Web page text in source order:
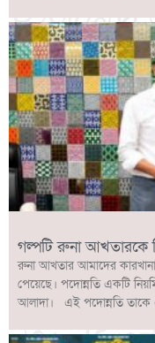
গল্পটি রুনা আখতারকে
রুনা আখতার আমাদের
পেয়েছে। পদোন্নতি একটি
আলাদা। এই পদোন্নতি তাকে